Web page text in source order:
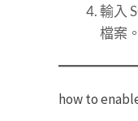
輸入
檔案。
how to